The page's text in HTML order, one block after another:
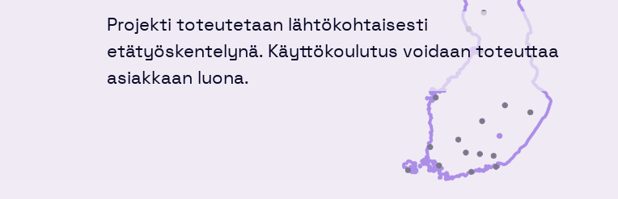
Projekti toteutetaan lähtökohtaisesti
etätyöskentelynä. Käyttökoulutus voidaan toteuttaa
asiakkaan luona.